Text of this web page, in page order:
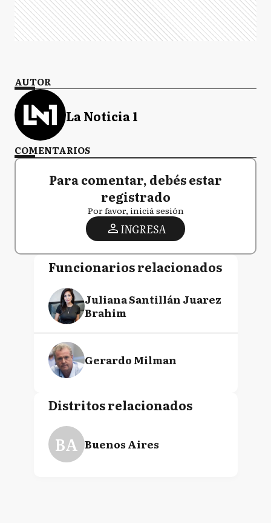
AUTOR
La Noticia 1
COMENTARIOS
Para comentar, debés estar
registrado
Por favor, iniciá sesión
INGRESA
Funcionarios relacionados
Juliana Santillán Juarez
Brahim
Gerardo Milman
Distritos relacionados
BA Buenos Aires